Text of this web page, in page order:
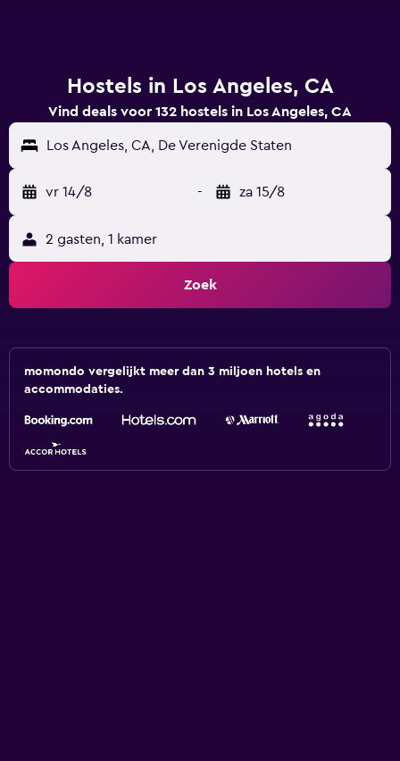
Hostels in Los Angeles, CA
Vind deals voor 132 hostels in Los Angeles, CA
Los Angeles, CA, De Verenigde Staten
vr 14/8 - za 15/8
2 gasten, 1 kamer
Zoek
momondo vergelijkt meer dan 3 miljoen hotels en
accommodaties.